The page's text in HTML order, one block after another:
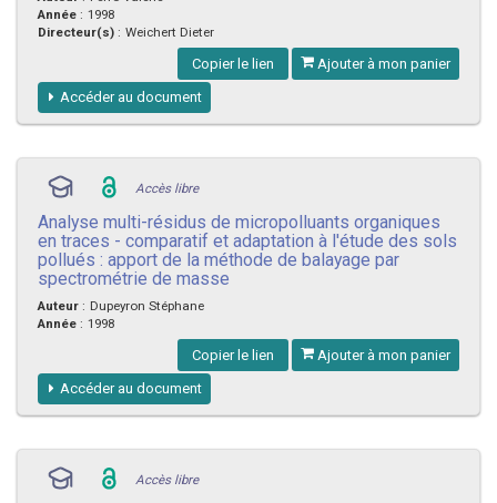
Année : 1998
Directeur(s) : Weichert Dieter
Copier le lien Ajouter à mon panier
Accéder au document
Accès libre
Analyse multi-résidus de micropolluants organiques
en traces - comparatif et adaptation à l'étude des sols
pollués : apport de la méthode de balayage par
spectrométrie de masse
Auteur : Dupeyron Stéphane
Année : 1998
Copier le lien Ajouter à mon panier
Accéder au document
Accès libre